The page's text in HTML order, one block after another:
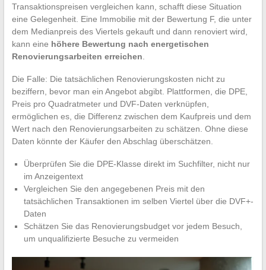
Transaktionspreisen vergleichen kann, schafft diese Situation
eine Gelegenheit. Eine Immobilie mit der Bewertung F, die unter
dem Medianpreis des Viertels gekauft und dann renoviert wird,
kann eine höhere Bewertung nach energetischen
Renovierungsarbeiten erreichen.
Die Falle: Die tatsächlichen Renovierungskosten nicht zu
beziffern, bevor man ein Angebot abgibt. Plattformen, die DPE,
Preis pro Quadratmeter und DVF-Daten verknüpfen,
ermöglichen es, die Differenz zwischen dem Kaufpreis und dem
Wert nach den Renovierungsarbeiten zu schätzen. Ohne diese
Daten könnte der Käufer den Abschlag überschätzen.
Überprüfen Sie die DPE-Klasse direkt im Suchfilter, nicht nur
im Anzeigentext
Vergleichen Sie den angegebenen Preis mit den
tatsächlichen Transaktionen im selben Viertel über die DVF+-
Daten
Schätzen Sie das Renovierungsbudget vor jedem Besuch,
um unqualifizierte Besuche zu vermeiden